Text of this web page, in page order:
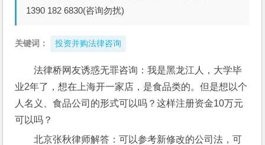
1390 182 6830(咨询勿扰)
关键词： 投资并购法律咨询
法律桥网友诱惑无罪咨询：我是黑龙江人，大学毕
业2年了，想在上海开一家店，是食品类的。但是想以个
人名义、食品公司的形式可以吗？这样注册资金10万元
可以吗？
北京张秋律师解答：可以参考新修改的公司法，可